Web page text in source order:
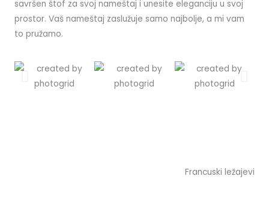
savršen štof za svoj nameštaj i unesite eleganciju u svoj
prostor. Vaš nameštaj zaslužuje samo najbolje, a mi vam
to pružamo.
Francuski ležajevi